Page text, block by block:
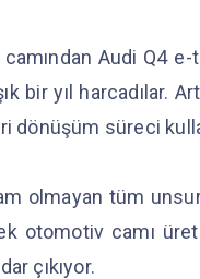
Audi Q4
bir yıl harcadılar.
dönüşüm süreci
olmayan tüm
otomotiv camı
çıkıyor.